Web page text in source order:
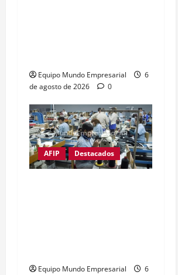
Equipo Mundo Empresarial
6
de agosto de 2026
0
AFIP Destacados
Equipo Mundo Empresarial
6